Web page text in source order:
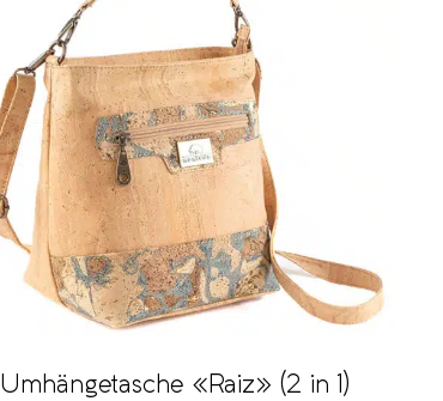
Umhängetasche «Raiz» (2 in 1)